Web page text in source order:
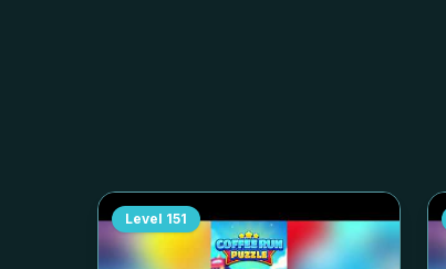
Level 151